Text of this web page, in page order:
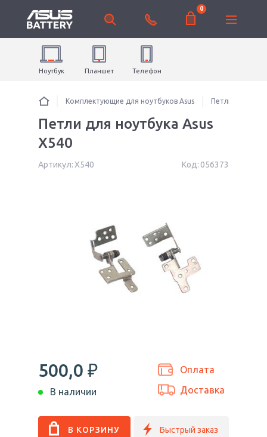
0
Ноутбук Планшет Телефон
Комплектующие для ноутбуков Asus Петли для
Петли для ноутбука Asus
X540
Артикул: X540 Код: 056373
500,0 ₽
В наличии
Оплата
Доставка